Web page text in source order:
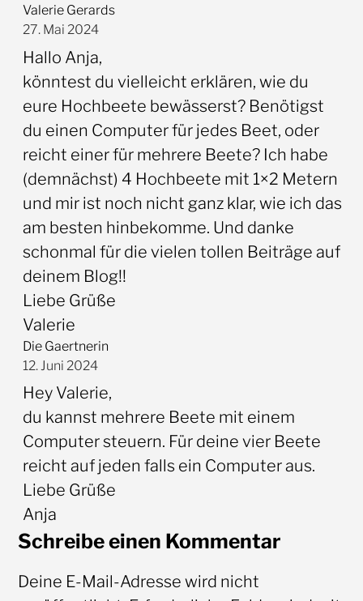
Valerie Gerards
27. Mai 2024
Hallo Anja,
könntest du vielleicht erklären, wie du
eure Hochbeete bewässerst? Benötigst
du einen Computer für jedes Beet, oder
reicht einer für mehrere Beete? Ich habe
(demnächst) 4 Hochbeete mit 1×2 Metern
und mir ist noch nicht ganz klar, wie ich das
am besten hinbekomme. Und danke
schonmal für die vielen tollen Beiträge auf
deinem Blog!!
Liebe Grüße
Valerie
Die Gaertnerin
12. Juni 2024
Hey Valerie,
du kannst mehrere Beete mit einem
Computer steuern. Für deine vier Beete
reicht auf jeden falls ein Computer aus.
Liebe Grüße
Anja
Schreibe einen Kommentar
Deine E-Mail-Adresse wird nicht